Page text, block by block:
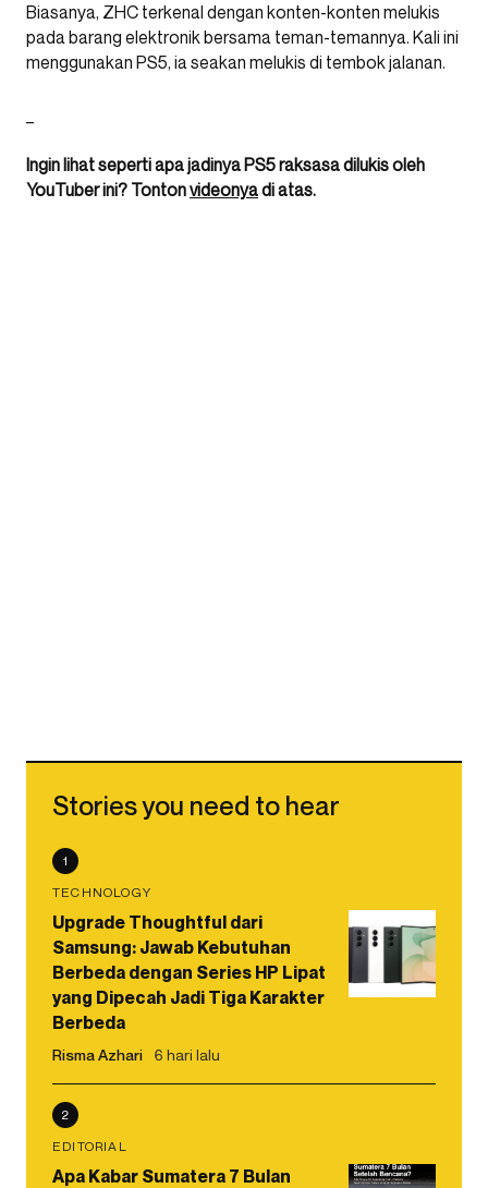
Biasanya, ZHC terkenal dengan konten-konten melukis
pada barang elektronik bersama teman-temannya. Kali ini
menggunakan PS5, ia seakan melukis di tembok jalanan.
Ingin lihat seperti apa jadinya PS5 raksasa dilukis oleh
YouTuber ini? Tontonvideonyadi atas.
Stories you need to hear
1
TECHNOLOGY
Upgrade Thoughtful dari
Samsung: Jawab Kebutuhan
Berbeda dengan Series HP Lipat
yang Dipecah Jadi Tiga Karakter
Berbeda
Risma Azhari 6 hari lalu
2
EDITORIAL
Apa Kabar Sumatera 7 Bulan